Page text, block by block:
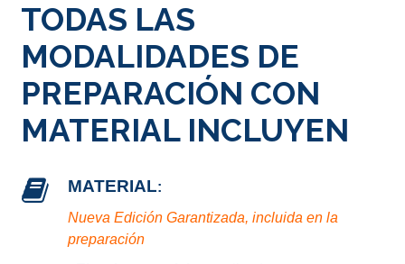
TODAS LAS
MODALIDADES DE
PREPARACIÓN CON
MATERIAL INCLUYEN
MATERIAL:
Nueva Edición Garantizada, incluida en la
preparación